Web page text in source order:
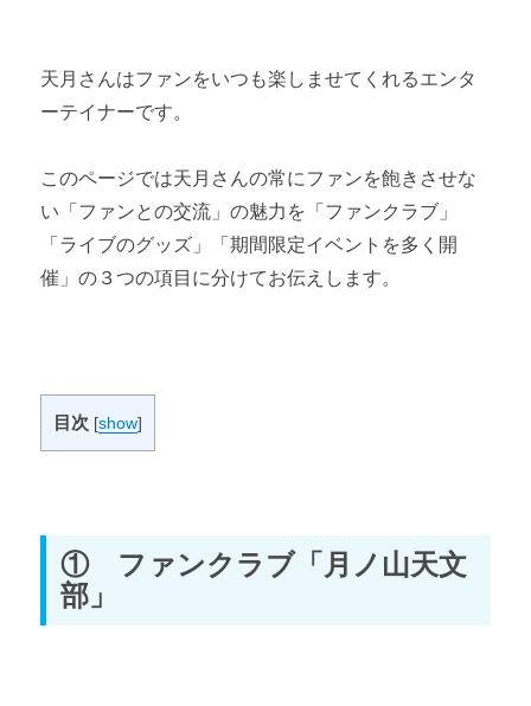
天月さんはファンをいつも楽しませてくれるエンタ
ーテイナーです。
このページでは天月さんの常にファンを飽きさせな
い「ファンとの交流」の魅力を「ファンクラブ」
「ライブのグッズ」「期間限定イベントを多く開
催」の３つの項目に分けてお伝えします。
目次 [show]
① ファンクラブ「月ノ山天文
部」